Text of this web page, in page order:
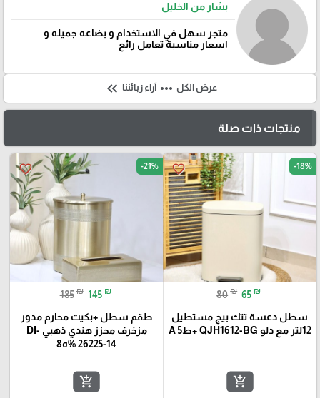
بشار من الخليل
متجر سهل في الاستخدام و بضاعه جميله و
اسعار مناسبة تعامل رائع
عرض الكل more_horiz آراء زبائننا keyboard_double_arrow_left
منتجات ذات صلة
favorite_border -18%
80 ₪ 65 ₪
سطل دعسة تتك بيج مستطيل
12لتر مع دلو QJH1612-BG +ط5 A
add_shopping_cart
favorite_border -21%
185 ₪ 145 ₪
طقم سطل +بكيت محارم مدور
مزخرف محزز هندي ذهبي DI-
26225-14 %ه8
add_shopping_cart